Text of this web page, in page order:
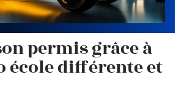
permis grâce à
école différente et